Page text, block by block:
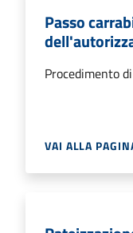
Passo
Procedimento
VAI ALLA